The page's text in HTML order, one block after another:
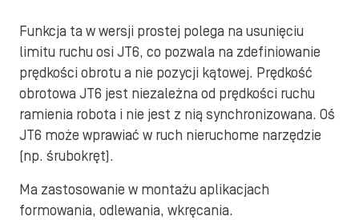
Funkcja ta w wersji prostej polega na usunięciu
limitu ruchu osi JT6, co pozwala na zdefiniowanie
prędkości obrotu a nie pozycji kątowej. Prędkość
obrotowa JT6 jest niezależna od prędkości ruchu
ramienia robota i nie jest z nią synchronizowana. Oś
JT6 może wprawiać w ruch nieruchome narzędzie
(np. śrubokręt).
Ma zastosowanie w montażu aplikacjach
formowania, odlewania, wkręcania.